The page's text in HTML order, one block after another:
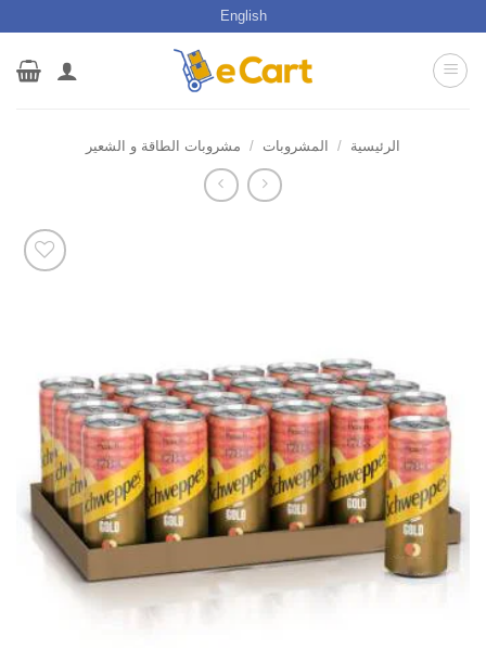
English
الرئيسية / المشروبات / مشروبات الطاقة و الشعير